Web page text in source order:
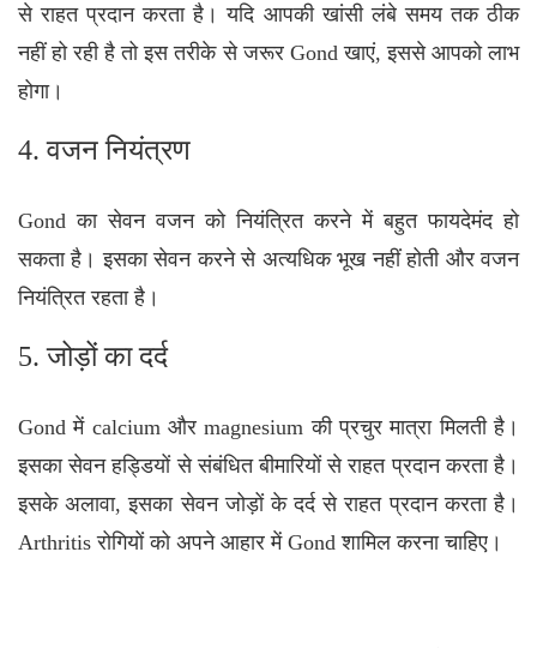
से राहत प्रदान करता है। यदि आपकी खांसी लंबे समय तक ठीक
नहीं हो रही है तो इस तरीके से जरूर Gond खाएं, इससे आपको लाभ
होगा।
4. वजन नियंत्रण
Gond का सेवन वजन को नियंत्रित करने में बहुत फायदेमंद हो
सकता है। इसका सेवन करने से अत्यधिक भूख नहीं होती और वजन
नियंत्रित रहता है।
5. जोड़ों का दर्द
Gond में calcium और magnesium की प्रचुर मात्रा मिलती है।
इसका सेवन हड्डियों से संबंधित बीमारियों से राहत प्रदान करता है।
इसके अलावा, इसका सेवन जोड़ों के दर्द से राहत प्रदान करता है।
Arthritis रोगियों को अपने आहार में Gond शामिल करना चाहिए।